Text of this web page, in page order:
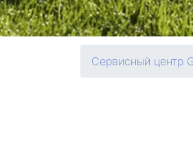
Сервисный центр